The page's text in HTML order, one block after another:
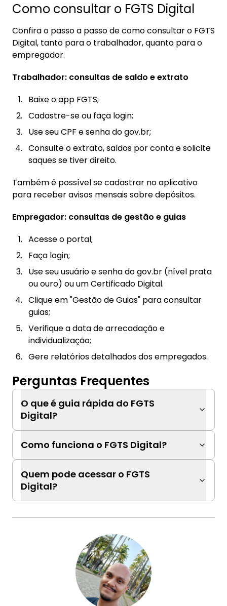
Como consultar o FGTS Digital
Confira o passo a passo de como consultar o FGTS
Digital, tanto para o trabalhador, quanto para o
empregador.
Trabalhador: consultas de saldo e extrato
Baixe o app FGTS;
Cadastre-se ou faça login;
Use seu CPF e senha do gov.br;
Consulte o extrato, saldos por conta e solicite
saques se tiver direito.
Também é possível se cadastrar no aplicativo
para receber avisos mensais sobre depósitos.
Empregador: consultas de gestão e guias
Acesse o portal;
Faça login;
Use seu usuário e senha do gov.br (nível prata
ou ouro) ou um Certificado Digital.
Clique em "Gestão de Guias" para consultar
guias;
Verifique a data de arrecadação e
individualização;
Gere relatórios detalhados dos empregados.
Perguntas Frequentes
O que é guia rápida do FGTS
Digital?
Como funciona o FGTS Digital?
Quem pode acessar o FGTS
Digital?